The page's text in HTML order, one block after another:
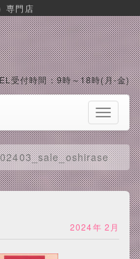
専門店
受付時間：9時～18時(月-金)
Toggle
2024年 2月